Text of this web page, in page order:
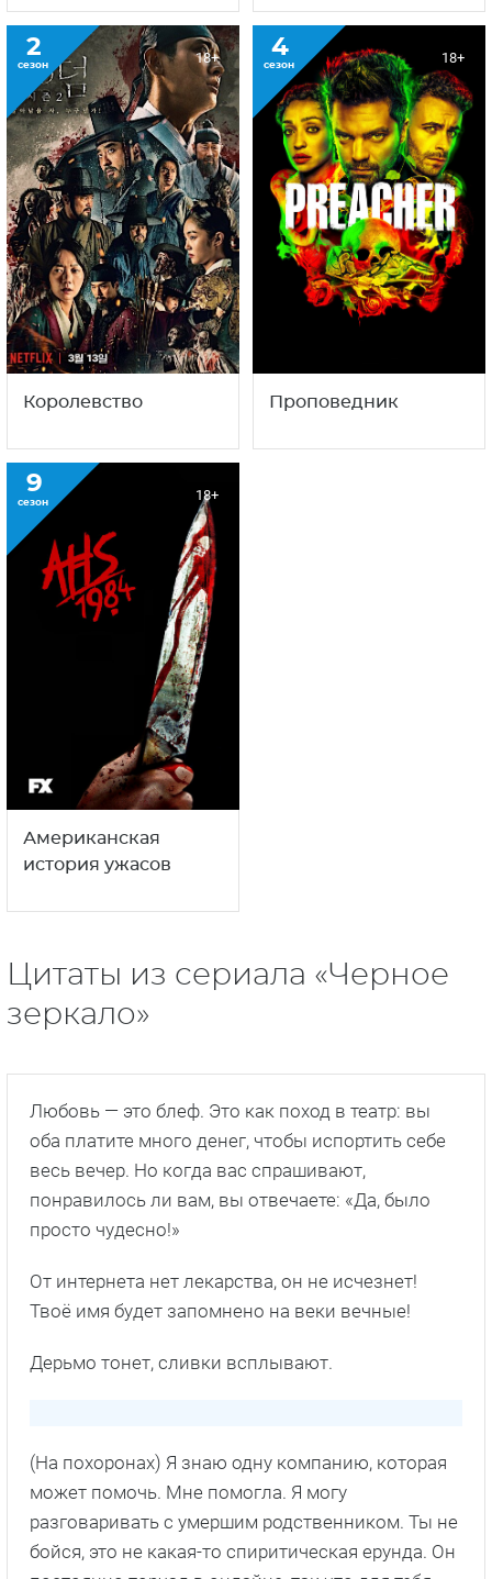
2
сезон 18+
Королевство
4
сезон 18+
Проповедник
9
сезон 18+
Американская
история ужасов
Цитаты из сериала «Черное
зеркало»
Любовь — это блеф. Это как поход в театр: вы
оба платите много денег, чтобы испортить себе
весь вечер. Но когда вас спрашивают,
понравилось ли вам, вы отвечаете: «Да, было
просто чудесно!»
От интернета нет лекарства, он не исчезнет!
Твоё имя будет запомнено на веки вечные!
Дерьмо тонет, сливки всплывают.
(На похоронах) Я знаю одну компанию, которая
может помочь. Мне помогла. Я могу
разговаривать с умершим родственником. Ты не
бойся, это не какая-то спиритическая ерунда. Он